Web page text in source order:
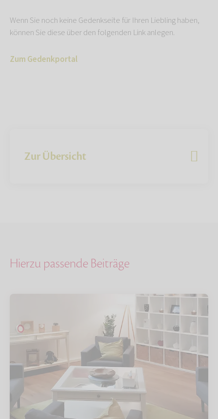
Wenn Sie noch keine Gedenkseite für Ihren Liebling haben,
können Sie diese über den folgenden Link anlegen.
Zum Gedenkportal
Zur Übersicht
Hierzu passende Beiträge